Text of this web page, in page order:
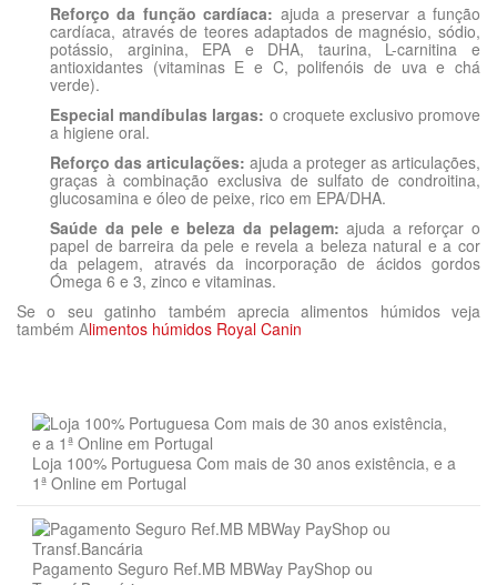
Reforço da função cardíaca: ajuda a preservar a função
cardíaca, através de teores adaptados de magnésio, sódio,
potássio, arginina, EPA e DHA, taurina, L-carnitina e
antioxidantes (vitaminas E e C, polifenóis de uva e chá
verde).
Especial mandíbulas largas: o croquete exclusivo promove
a higiene oral.
Reforço das articulações: ajuda a proteger as articulações,
graças à combinação exclusiva de sulfato de condroitina,
glucosamina e óleo de peixe, rico em EPA/DHA.
Saúde da pele e beleza da pelagem: ajuda a reforçar o
papel de barreira da pele e revela a beleza natural e a cor
da pelagem, através da incorporação de ácidos gordos
Ómega 6 e 3, zinco e vitaminas.
Se o seu gatinho também aprecia alimentos húmidos veja
também Alimentos húmidos Royal Canin
Animal
Gato
Sabor
Produto
Raça
ean13 3182550710664
1988, no continente Norte Americano.
A empresa
Actualmente, e fiel às suas origens na região de Camargue em
França (a sede da empresa ainda está baseada em Aimargues)
a Royal Canin é uma empresa internacional que conseguiu
afirmar-se como uma das empresas de referência em Nutrição-
Saúde para gatos e cães por todo o mundo.
Desde 2002 que a Royal Canin faz parte do grupo Mars, e
Mantenha o alimento em local fresco, seco e bem fechado.
Peso do
gato
Actividade
Normal
Moderada
Elevada
3 kg
- 42
4 kg
- 52
hidrolisado de proteínas animais, polpa de beterraba, sais
minerais, óleo de peixe, óleo de soja, tegumento e sementes de
psyllium, leveduras e produtos semelhantes, fruto-
oligossacarídeos, hidrolisado de leveduras (fonte de mano-
oligossacarídeos), óleo de borragem, hidrolisado de crustáceos
(fonte de glucosamina), extrato de flor de tagete (fonte de
luteína), hidrolisado de cartilagens (fonte de condroitina).
Aditivos (por kg)
Loja 100% Portuguesa Com mais de 30 anos existência, e a
1ª Online em Portugal
Pagamento Seguro Ref.MB MBWay PayShop ou